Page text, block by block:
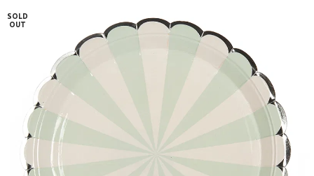
SOLD
OUT